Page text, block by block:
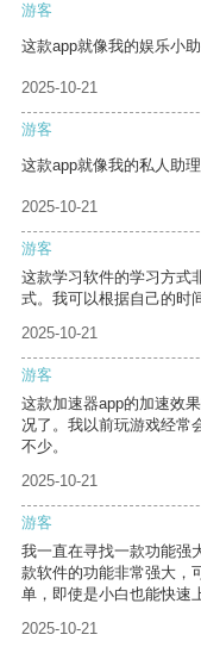
游客
这款app就像我的娱乐小
2025-10-21
游客
这款app就像我的私人助
2025-10-21
游客
这款学习软件的学习方式
式。我可以根据自己的时
2025-10-21
游客
这款加速器app的加速效
况了。我以前玩游戏经常
不少。
2025-10-21
游客
我一直在寻找一款功能强
款软件的功能非常强大，
单，即使是小白也能快速
2025-10-21